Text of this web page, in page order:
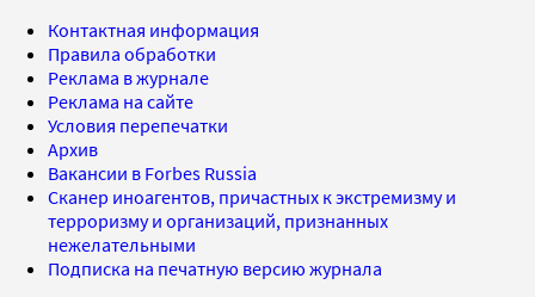
Контактная информация
Правила обработки
Реклама в журнале
Реклама на сайте
Условия перепечатки
Архив
Вакансии в Forbes Russia
Сканер иноагентов, причастных к экстремизму и
терроризму и организаций, признанных
нежелательными
Подписка на печатную версию журнала